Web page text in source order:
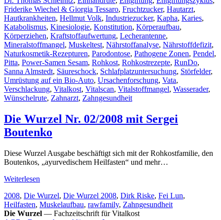
Friderike Wiechel & Giorgia Tessaro, Fruchtzucker, Hautarzt,
Hautkrankheiten, Hellmut Volk, Industriezucker, Kapha, Karies,
Katabolismus, Kinesiologie, Konstitution, Körperaufbau,
Körperziehen, Kraftstoffaufwertung, Lecherantenne,
Mineralstoffmangel, Muskeltest, Nährstoffanalyse, Nährstoffdefizit,
Naturkosmetik-Rezepturen, Parodontose, Pathogene Zonen, Pendel,
Pitta, Power-Samen Sesam, Rohkost, Rohkostrezepte, RunDo,
Sanna Almstedt, Säureschock, Schlafplatzuntersuchung, Störfelder,
Umrüstung auf ein Bio-Auto, Ursachenforschung, Vata,
Verschlackung, Vitalkost, Vitalscan, Vitalstoffmangel, Wasserader,
Wünschelrute, Zahnarzt, Zahngesundheit
Die Wurzel Nr. 02/2008 mit Sergei
Boutenko
Diese Wurzel Ausgabe beschäftigt sich mit der Rohkostfamilie, den
Boutenkos, „ayurvedischem Heilfasten“ und mehr…
Weiterlesen
Schlagwörter
2008, Die Wurzel, Die Wurzel 2008, Dirk Riske, Fei Lun,
Heilfasten, Muskelaufbau, rawfamily, Zahngesundheit
Die Wurzel — Fachzeitschrift für Vitalkost